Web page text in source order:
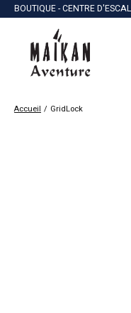
BOUTIQUE - CENTRE
Accueil / GridLock